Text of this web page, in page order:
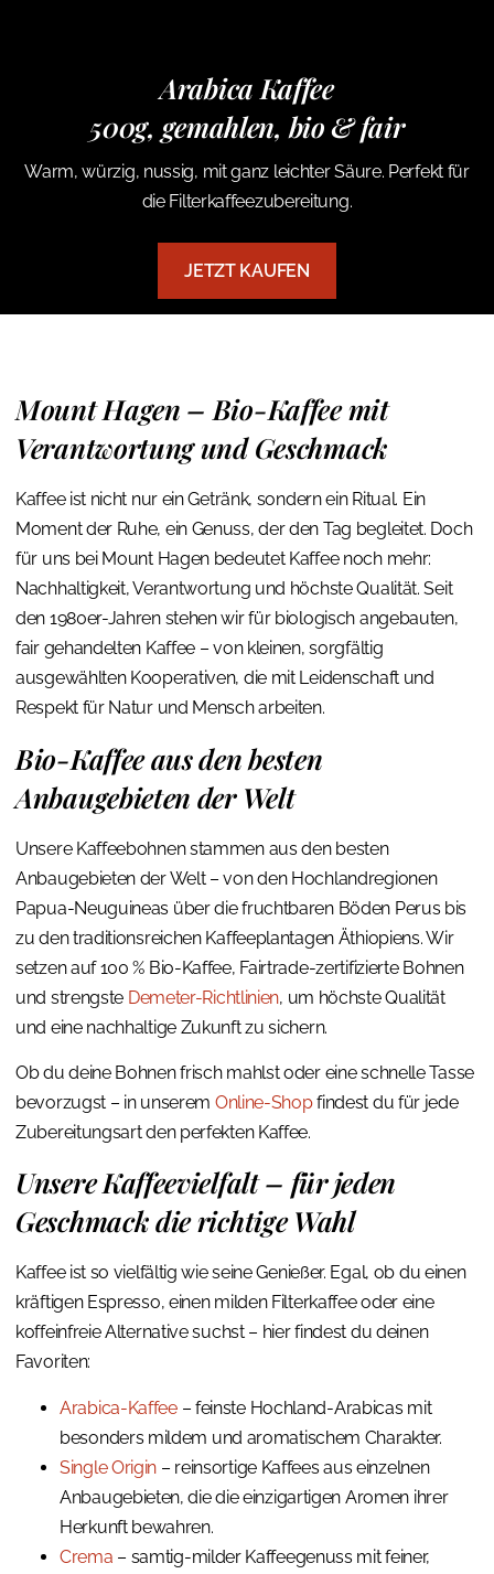
Arabica Kaffee
500g, gemahlen, bio & fair
Warm, würzig, nussig, mit ganz leichter Säure. Perfekt für
die Filterkaffeezubereitung.
JETZT KAUFEN
Mount Hagen – Bio-Kaffee mit
Verantwortung und Geschmack
Kaffee ist nicht nur ein Getränk, sondern ein Ritual. Ein
Moment der Ruhe, ein Genuss, der den Tag begleitet. Doch
für uns bei Mount Hagen bedeutet Kaffee noch mehr:
Nachhaltigkeit, Verantwortung und höchste Qualität. Seit
den 1980er-Jahren stehen wir für biologisch angebauten,
fair gehandelten Kaffee – von kleinen, sorgfältig
ausgewählten Kooperativen, die mit Leidenschaft und
Respekt für Natur und Mensch arbeiten.
Bio-Kaffee aus den besten
Anbaugebieten der Welt
Unsere Kaffeebohnen stammen aus den besten
Anbaugebieten der Welt – von den Hochlandregionen
Papua-Neuguineas über die fruchtbaren Böden Perus bis
zu den traditionsreichen Kaffeeplantagen Äthiopiens. Wir
setzen auf 100 % Bio-Kaffee, Fairtrade-zertifizierte Bohnen
und strengste Demeter-Richtlinien, um höchste Qualität
und eine nachhaltige Zukunft zu sichern.
Ob du deine Bohnen frisch mahlst oder eine schnelle Tasse
bevorzugst – in unserem Online-Shopfindest du für jede
Zubereitungsart den perfekten Kaffee.
Unsere Kaffeevielfalt – für jeden
Geschmack die richtige Wahl
Kaffee ist so vielfältig wie seine Genießer. Egal, ob du einen
kräftigen Espresso, einen milden Filterkaffee oder eine
koffeinfreie Alternative suchst – hier findest du deinen
Favoriten:
Arabica-Kaffee– feinste Hochland-Arabicas mit
besonders mildem und aromatischem Charakter.
Single Origin – reinsortige Kaffees aus einzelnen
Anbaugebieten, die die einzigartigen Aromen ihrer
Herkunft bewahren.
Crema – samtig-milder Kaffeegenuss mit feiner,